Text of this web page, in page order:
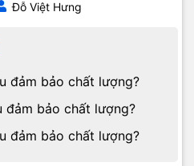
Đỗ Việt Hưng
đảm bảo chất lượng?
đảm bảo chất lượng?
đảm bảo chất lượng?